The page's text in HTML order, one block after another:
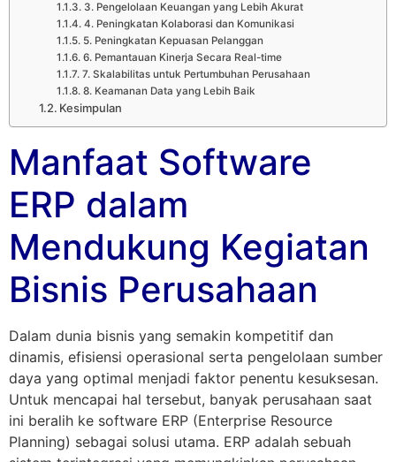
3. Pengelolaan Keuangan yang Lebih Akurat
4. Peningkatan Kolaborasi dan Komunikasi
5. Peningkatan Kepuasan Pelanggan
6. Pemantauan Kinerja Secara Real-time
7. Skalabilitas untuk Pertumbuhan Perusahaan
8. Keamanan Data yang Lebih Baik
Kesimpulan
Manfaat Software
ERP dalam
Mendukung Kegiatan
Bisnis Perusahaan
Dalam dunia bisnis yang semakin kompetitif dan
dinamis, efisiensi operasional serta pengelolaan sumber
daya yang optimal menjadi faktor penentu kesuksesan.
Untuk mencapai hal tersebut, banyak perusahaan saat
ini beralih ke software ERP (Enterprise Resource
Planning) sebagai solusi utama. ERP adalah sebuah